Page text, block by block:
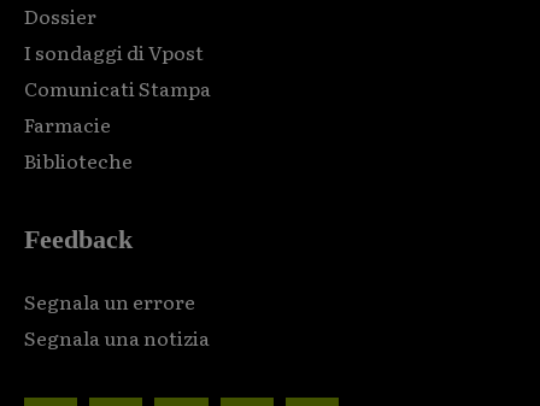
Dossier
I sondaggi di Vpost
Comunicati Stampa
Farmacie
Biblioteche
Feedback
Segnala un errore
Segnala una notizia